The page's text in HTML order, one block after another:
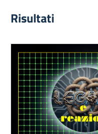
Risultati